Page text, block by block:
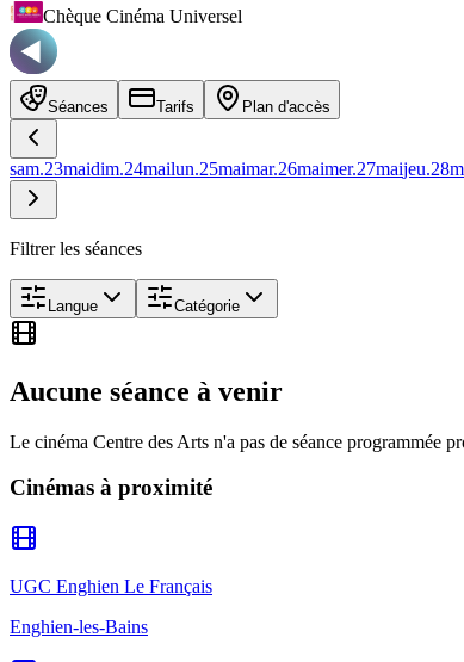
Chèque Cinéma Universel
Séances Tarifs Plan d'accès
sam.23maidim.24mailun.25maimar.26maimer.27maijeu.28
Filtrer les séances
Langue Catégorie
Aucune séance à venir
Le cinéma Centre des Arts n'a pas de séance programmée
Cinémas à proximité
UGC Enghien Le Français
Enghien-les-Bains